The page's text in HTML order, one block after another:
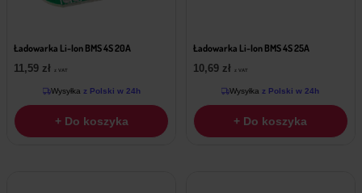
Ładowarka Li-Ion BMS 4S 20A
11,59 zł z VAT
Wysyłka z Polski w 24h
+ Do koszyka
Ładowarka Li-Ion BMS 4S 25A
10,69 zł z VAT
Wysyłka z Polski w 24h
+ Do koszyka